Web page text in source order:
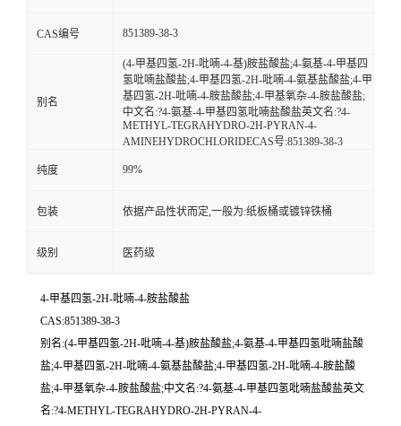
CAS编号 851389-38-3
别名
(4-甲基四氢-2H-吡喃-4-基)胺盐酸盐;4-氨基-4-甲基四
氢吡喃盐酸盐;4-甲基四氢-2H-吡喃-4-氨基盐酸盐;4-甲
基四氢-2H-吡喃-4-胺盐酸盐;4-甲基氧杂-4-胺盐酸盐;
中文名:?4-氨基-4-甲基四氢吡喃盐酸盐英文名:?4-
METHYL-TEGRAHYDRO-2H-PYRAN-4-
AMINEHYDROCHLORIDECAS号:851389-38-3
纯度 99%
包装 依据产品性状而定,一般为:纸板桶或镀锌铁桶
级别 医药级
4-甲基四氢-2H-吡喃-4-胺盐酸盐
CAS:851389-38-3
别名:(4-甲基四氢-2H-吡喃-4-基)胺盐酸盐;4-氨基-4-甲基四氢吡喃盐酸
盐;4-甲基四氢-2H-吡喃-4-氨基盐酸盐;4-甲基四氢-2H-吡喃-4-胺盐酸
盐;4-甲基氧杂-4-胺盐酸盐;中文名:?4-氨基-4-甲基四氢吡喃盐酸盐英文
名:?4-METHYL-TEGRAHYDRO-2H-PYRAN-4-